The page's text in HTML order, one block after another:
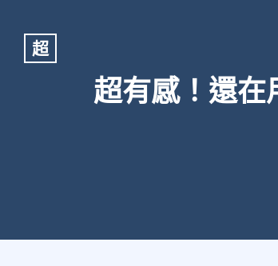
超
超有感！還在